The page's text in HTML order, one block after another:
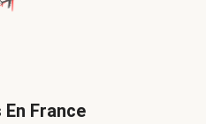
France